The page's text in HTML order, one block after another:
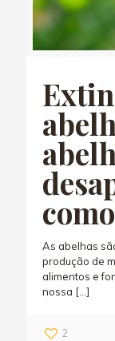
As abelhas
produção de
alimentos e
nossa […]
2